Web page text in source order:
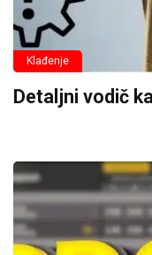
Klađenje
Detaljni vodič